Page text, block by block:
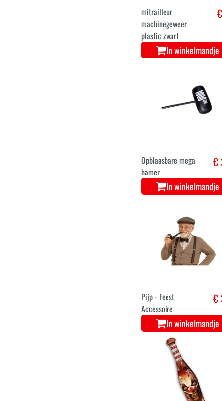
mitrailleur
machinegeweer
plastic zwart
In winkelmandje
Opblaasbare mega
hamer
€
In winkelmandje
Pijp - Feest
Accessoire
€
In winkelmandje